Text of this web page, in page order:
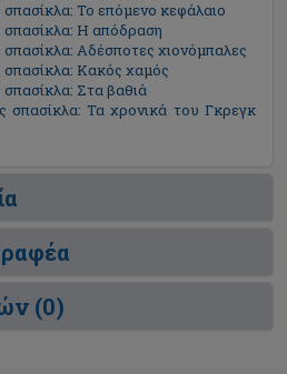
Το επόμενο κεφάλαιο
σπασίκλα: Η απόδραση
Αδέσποτες χιονόμπαλες
σπασίκλα: Κακός χαμός
Στα βαθιά
σπασίκλα: Τα χρονικά του Γκρεγκ
(0)